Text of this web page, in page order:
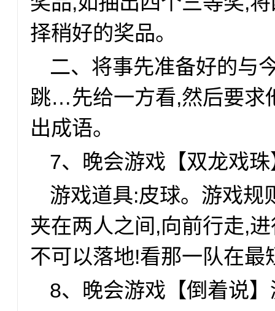
择稍好的奖品。
二、将事先准备好的与
跳…先给一方看,然后要求
出成语。
7、晚会游戏【双龙戏
游戏道具:皮球。游戏规
夹在两人之间,向前行走,
不可以落地!看那一队在
8、晚会游戏【倒着说